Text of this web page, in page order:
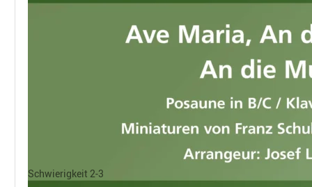
Schwierigkeit 2-3